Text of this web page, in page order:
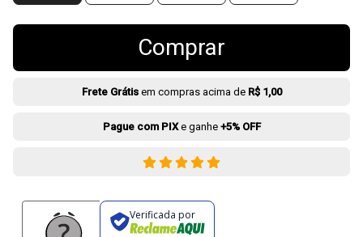
Comprar
Frete Grátisem compras acima de R$ 1,00
Pague com PIXe ganhe +5% OFF
Verificada por